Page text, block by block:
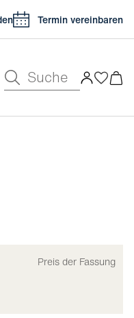
Termin vereinbaren
Suche
Preis der Fassung